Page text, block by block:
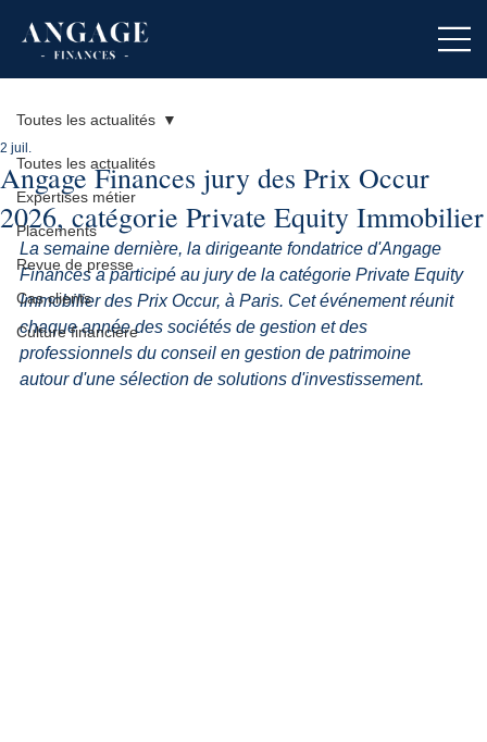
Toutes les actualités
Expertises métier
Placements
Revue de presse
Cas clients
Culture financière
Toutes les actualités
Angage Finances jury des Prix Occur
2026, catégorie Private Equity Immobilier
2 juil.
La semaine dernière, la dirigeante fondatrice d'Angage
Finances a participé au jury de la catégorie Private Equity
Immobilier des Prix Occur, à Paris. Cet événement réunit
chaque année des sociétés de gestion et des
professionnels du conseil en gestion de patrimoine
autour d'une sélection de solutions d'investissement.